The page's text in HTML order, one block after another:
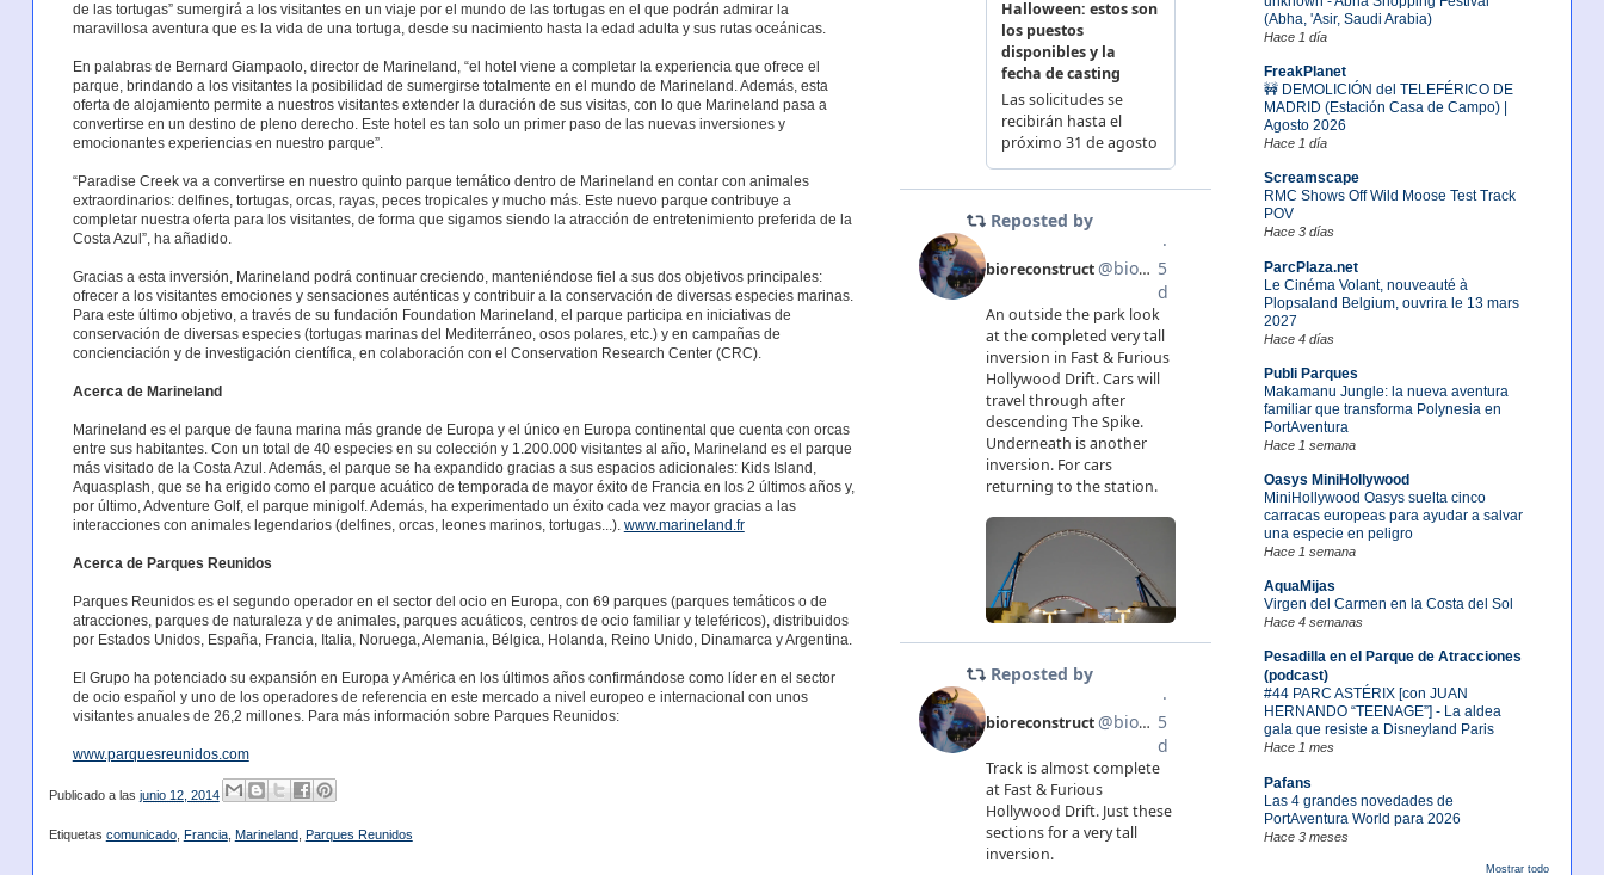
(Abha, 'Asir, Saudi Arabia)
Hace 1 día
FreakPlanet
🚧 DEMOLICIÓN del TELEFÉRICO DE
MADRID (Estación Casa de Campo) |
Agosto 2026
Hace 1 día
Screamscape
RMC Shows Off Wild Moose Test Track
POV
Hace 3 días
ParcPlaza.net
Le Cinéma Volant, nouveauté à
Plopsaland Belgium, ouvrira le 13 mars
2027
Hace 4 días
Publi Parques
Makamanu Jungle: la nueva aventura
familiar que transforma Polynesia en
PortAventura
Hace 1 semana
Oasys MiniHollywood
MiniHollywood Oasys suelta cinco
carracas europeas para ayudar a salvar
una especie en peligro
Hace 1 semana
AquaMijas
Virgen del Carmen en la Costa del Sol
Hace 4 semanas
Pesadilla en el Parque de Atracciones
(podcast)
#44 PARC ASTÉRIX [con JUAN
HERNANDO “TEENAGE”] - La aldea
gala que resiste a Disneyland Paris
Hace 1 mes
Pafans
Las 4 grandes novedades de
PortAventura World para 2026
Hace 3 meses
Mostrar todo
de las tortugas” sumergirá a los visitantes en un viaje por el mundo de las tortugas en el que podrán admirar la
maravillosa aventura que es la vida de una tortuga, desde su nacimiento hasta la edad adulta y sus rutas oceánicas.
En palabras de Bernard Giampaolo, director de Marineland, “el hotel viene a completar la experiencia que ofrece el
parque, brindando a los visitantes la posibilidad de sumergirse totalmente en el mundo de Marineland. Además, esta
oferta de alojamiento permite a nuestros visitantes extender la duración de sus visitas, con lo que Marineland pasa a
convertirse en un destino de pleno derecho. Este hotel es tan solo un primer paso de las nuevas inversiones y
emocionantes experiencias en nuestro parque”.
“Paradise Creek va a convertirse en nuestro quinto parque temático dentro de Marineland en contar con animales
extraordinarios: delfines, tortugas, orcas, rayas, peces tropicales y mucho más. Este nuevo parque contribuye a
completar nuestra oferta para los visitantes, de forma que sigamos siendo la atracción de entretenimiento preferida de la
Costa Azul”, ha añadido.
Gracias a esta inversión, Marineland podrá continuar creciendo, manteniéndose fiel a sus dos objetivos principales:
ofrecer a los visitantes emociones y sensaciones auténticas y contribuir a la conservación de diversas especies marinas.
Para este último objetivo, a través de su fundación Foundation Marineland, el parque participa en iniciativas de
conservación de diversas especies (tortugas marinas del Mediterráneo, osos polares, etc.) y en campañas de
concienciación y de investigación científica, en colaboración con el Conservation Research Center (CRC).
Acerca de Marineland
Marineland es el parque de fauna marina más grande de Europa y el único en Europa continental que cuenta con orcas
entre sus habitantes. Con un total de 40 especies en su colección y 1.200.000 visitantes al año, Marineland es el parque
más visitado de la Costa Azul. Además, el parque se ha expandido gracias a sus espacios adicionales: Kids Island,
Aquasplash, que se ha erigido como el parque acuático de temporada de mayor éxito de Francia en los 2 últimos años y,
por último, Adventure Golf, el parque minigolf. Además, ha experimentado un éxito cada vez mayor gracias a las
interacciones con animales legendarios (delfines, orcas, leones marinos, tortugas...). www.marineland.fr
Acerca de Parques Reunidos
Parques Reunidos es el segundo operador en el sector del ocio en Europa, con 69 parques (parques temáticos o de
atracciones, parques de naturaleza y de animales, parques acuáticos, centros de ocio familiar y teleféricos), distribuidos
por Estados Unidos, España, Francia, Italia, Noruega, Alemania, Bélgica, Holanda, Reino Unido, Dinamarca y Argentina.
El Grupo ha potenciado su expansión en Europa y América en los últimos años confirmándose como líder en el sector
de ocio español y uno de los operadores de referencia en este mercado a nivel europeo e internacional con unos
visitantes anuales de 26,2 millones. Para más información sobre Parques Reunidos:
www.parquesreunidos.com
Publicado a las junio 12, 2014
Etiquetas comunicado, Francia, Marineland, Parques Reunidos